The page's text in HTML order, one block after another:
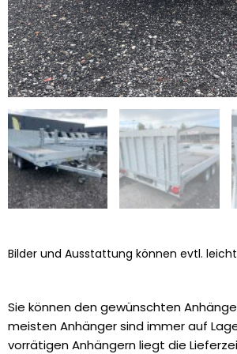
Bilder und Ausstattung können evtl.
Sie können den gewünschten
meisten Anhänger sind immer auf
vorrätigen Anhängern liegt die